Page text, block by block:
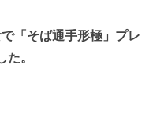
「そば通手形極」プレ
。